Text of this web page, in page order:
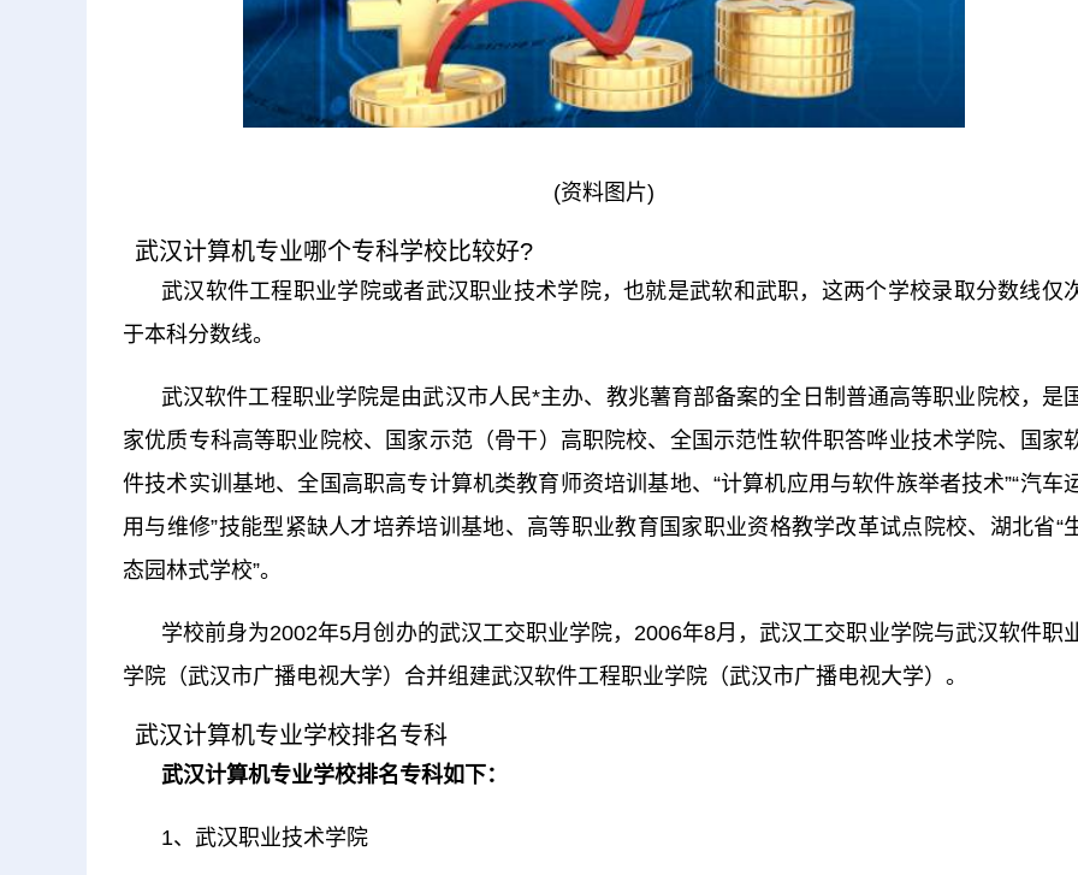
(资料图片)
武汉计算机专业哪个专科学校比较好?
武汉软件工程职业学院或者武汉职业技术学院，也就是武软和武职，这两个学校录取分数线仅
于本科分数线。
武汉软件工程职业学院是由武汉市人民*主办、教兆薯育部备案的全日制普通高等职业院校，是
家优质专科高等职业院校、国家示范（骨干）高职院校、全国示范性软件职答哗业技术学院、国家
件技术实训基地、全国高职高专计算机类教育师资培训基地、“计算机应用与软件族举者技术”“汽车
用与维修”技能型紧缺人才培养培训基地、高等职业教育国家职业资格教学改革试点院校、湖北省“
态园林式学校”。
学校前身为2002年5月创办的武汉工交职业学院，2006年8月，武汉工交职业学院与武汉软件职
学院（武汉市广播电视大学）合并组建武汉软件工程职业学院（武汉市广播电视大学）。
武汉计算机专业学校排名专科
武汉计算机专业学校排名专科如下：
1、武汉职业技术学院